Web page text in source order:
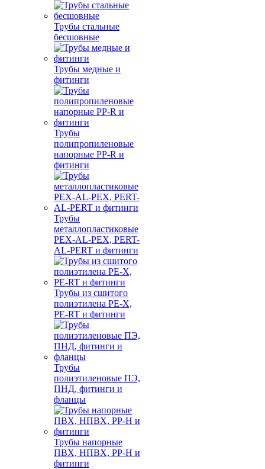
Трубы стальные
бесшовные
Трубы медные и
фитинги
Трубы
полипропиленовые
напорные PP-R и
фитинги
Трубы
металлопластиковые
PEX-AL-PEX, PERT-
AL-PERT и фитинги
Трубы из сшитого
полиэтилена PE-X,
PE-RT и фитинги
Трубы
полиэтиленовые ПЭ,
ПНД, фитинги и
фланцы
Трубы напорные
ПВХ, НПВХ, PP-H и
фитинги